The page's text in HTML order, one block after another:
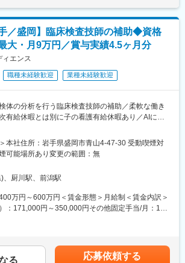
社の定める業務
／盛岡】臨床検査技師の補助◆資格
大・月9万円／賞与実績4.5ヶ月分
エンス
職種未経験歓迎 業種未経験歓迎
体の分析を行う臨床検査技師の補助／柔軟な働き
有給休暇とは別に子の看護有給休暇あり／AIに変
助としてのお仕事をお願い致します。
下記業務を行っています。
は試薬補充・機械の整備・製造など、検査業務の
資格がなくてもできる範囲のものを指示を受けつ
。
血液検査分析
析 ・尿分析
本社住所：岩手県盛岡市青山4-47-30 受動喫煙対
可能場所あり変更の範囲：無
、厨川駅、前潟駅
万円～600万円＜賃金形態＞月給制＜賃金内訳＞
：171,000円～350,000円その他固定手当/月：1円
夜勤手当込み）40代…610万（夜勤手当込み）50
る 応募依頼する